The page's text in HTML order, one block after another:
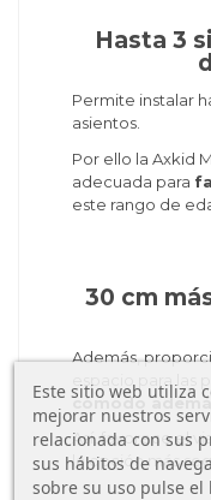
Hasta 3
Permite instalar
asientos.
Por ello la Axkid
adecuada para
este rango de
30 cm
Además,
cómodo
Así, favorece el
la opción más
Este sitio web utiliza
mejorar nuestros
relacionada con sus
sus hábitos de
sobre su uso pulse el